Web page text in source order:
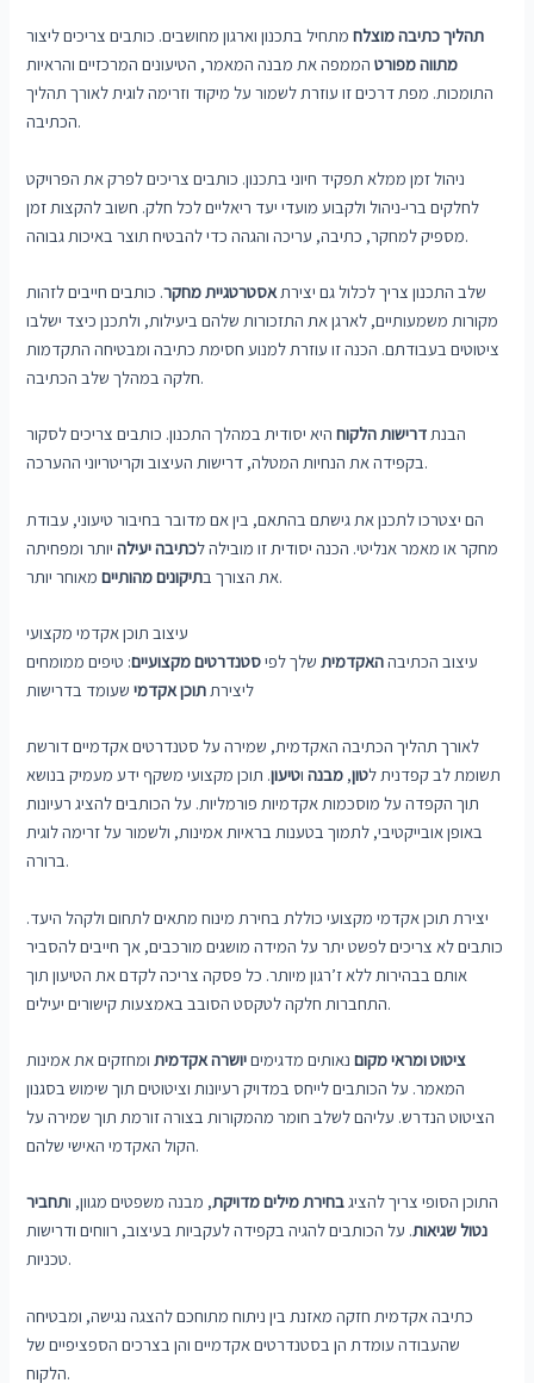
תהליך כתיבה מוצלחמתחיל בתכנון וארגון מחושבים. כותבים צריכים ליצור
מתווה מפורטהממפה את מבנה המאמר, הטיעונים המרכזיים והראיות
התומכות. מפת דרכים זו עוזרת לשמור על מיקוד וזרימה לוגית לאורך תהליך
הכתיבה.
ניהול זמן ממלא תפקיד חיוני בתכנון. כותבים צריכים לפרק את הפרויקט
לחלקים ברי-ניהול ולקבוע מועדי יעד ריאליים לכל חלק. חשוב להקצות זמן
מספיק למחקר, כתיבה, עריכה והגהה כדי להבטיח תוצר באיכות גבוהה.
שלב התכנון צריך לכלול גם יצירתאסטרטגיית מחקר. כותבים חייבים לזהות
מקורות משמעותיים, לארגן את התזכורות שלהם ביעילות, ולתכנן כיצד ישלבו
ציטוטים בעבודתם. הכנה זו עוזרת למנוע חסימת כתיבה ומבטיחה התקדמות
חלקה במהלך שלב הכתיבה.
הבנתדרישות הלקוחהיא יסודית במהלך התכנון. כותבים צריכים לסקור
בקפידה את הנחיות המטלה, דרישות העיצוב וקריטריוני ההערכה.
הם יצטרכו לתכנן את גישתם בהתאם, בין אם מדובר בחיבור טיעוני, עבודת
מחקר או מאמר אנליטי. הכנה יסודית זו מובילה לכתיבה יעילהיותר ומפחיתה
את הצורך בתיקונים מהותיים מאוחר יותר.
עיצוב תוכן אקדמי מקצועי
עיצוב הכתיבההאקדמיתשלך לפיסטנדרטים מקצועיים: טיפים ממומחים
ליצירתתוכן אקדמישעומד בדרישות
לאורך תהליך הכתיבה האקדמית, שמירה על סטנדרטים אקדמיים דורשת
תשומת לב קפדנית לטון, מבנהוטיעון. תוכן מקצועי משקף ידע מעמיק בנושא
תוך הקפדה על מוסכמות אקדמיות פורמליות. על הכותבים להציג רעיונות
באופן אובייקטיבי, לתמוך בטענות בראיות אמינות, ולשמור על זרימה לוגית
ברורה.
יצירת תוכן אקדמי מקצועי כוללת בחירת מינוח מתאים לתחום ולקהל היעד.
כותבים לא צריכים לפשט יתר על המידה מושגים מורכבים, אך חייבים להסביר
אותם בבהירות ללא ז’רגון מיותר. כל פסקה צריכה לקדם את הטיעון תוך
התחברות חלקה לטקסט הסובב באמצעות קישורים יעילים.
ציטוט ומראי מקוםנאותים מדגימיםיושרה אקדמיתומחזקים את אמינות
המאמר. על הכותבים לייחס במדויק רעיונות וציטוטים תוך שימוש בסגנון
הציטוט הנדרש. עליהם לשלב חומר מהמקורות בצורה זורמת תוך שמירה על
הקול האקדמי האישי שלהם.
התוכן הסופי צריך להציגבחירת מילים מדויקת, מבנה משפטים מגוון, ותחביר
נטול שגיאות. על הכותבים להגיה בקפידה לעקביות בעיצוב, רווחים ודרישות
טכניות.
כתיבה אקדמית חזקה מאזנת בין ניתוח מתוחכם להצגה נגישה, ומבטיחה
שהעבודה עומדת הן בסטנדרטים אקדמיים והן בצרכים הספציפיים של
הלקוח.